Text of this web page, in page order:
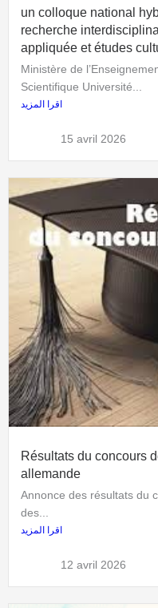
un colloque national
recherche
appliquée et études
Ministère de
Scientifique Université...
اقرا المزيد
15 avril 2026
Résultats du concours
allemande
Annonce des résultats du
des...
اقرا المزيد
12 avril 2026